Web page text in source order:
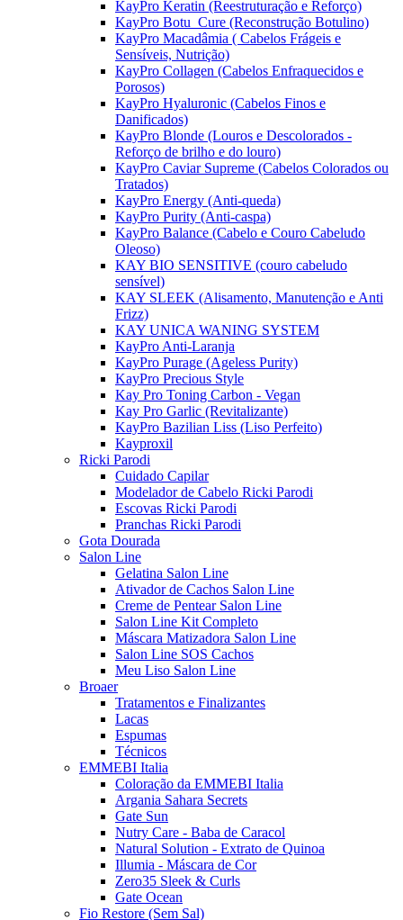
KayPro Keratin (Reestruturação e Reforço)
KayPro Botu_Cure (Reconstrução Botulino)
KayPro Macadâmia ( Cabelos Frágeis e
Sensíveis, Nutrição)
KayPro Collagen (Cabelos Enfraquecidos e
Porosos)
KayPro Hyaluronic (Cabelos Finos e
Danificados)
KayPro Blonde (Louros e Descolorados -
Reforço de brilho e do louro)
KayPro Caviar Supreme (Cabelos Colorados ou
Tratados)
KayPro Energy (Anti-queda)
KayPro Purity (Anti-caspa)
KayPro Balance (Cabelo e Couro Cabeludo
Oleoso)
KAY BIO SENSITIVE (couro cabeludo
sensível)
KAY SLEEK (Alisamento, Manutenção e Anti
Frizz)
KAY UNICA WANING SYSTEM
KayPro Anti-Laranja
KayPro Purage (Ageless Purity)
KayPro Precious Style
Kay Pro Toning Carbon - Vegan
Kay Pro Garlic (Revitalizante)
KayPro Bazilian Liss (Liso Perfeito)
Kayproxil
Ricki Parodi
Cuidado Capilar
Modelador de Cabelo Ricki Parodi
Escovas Ricki Parodi
Pranchas Ricki Parodi
Gota Dourada
Salon Line
Gelatina Salon Line
Ativador de Cachos Salon Line
Creme de Pentear Salon Line
Salon Line Kit Completo
Máscara Matizadora Salon Line
Salon Line SOS Cachos
Meu Liso Salon Line
Broaer
Tratamentos e Finalizantes
Lacas
Espumas
Técnicos
EMMEBI Italia
Coloração da EMMEBI Italia
Argania Sahara Secrets
Gate Sun
Nutry Care - Baba de Caracol
Natural Solution - Extrato de Quinoa
Illumia - Máscara de Cor
Zero35 Sleek & Curls
Gate Ocean
Fio Restore (Sem Sal)